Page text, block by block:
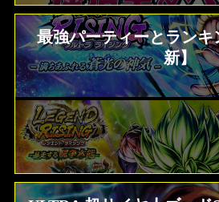
最強パーティーとランキング！【5/24更
新】